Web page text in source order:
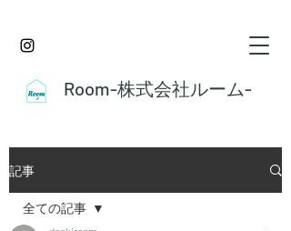
Room-株式会社ルーム-
記事
全ての記事